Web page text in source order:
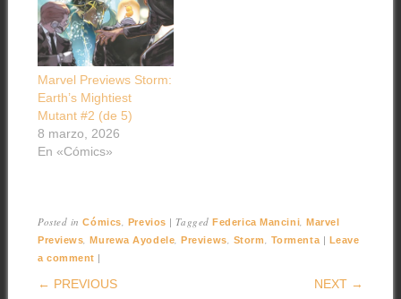
Marvel Previews Storm:
Earth’s Mightiest
Mutant #2 (de 5)
8 marzo, 2026
En «Cómics»
Posted inCómics Previos |TaggedFederica Mancini ,Marvel
Previews ,Murewa Ayodele ,Previews Storm Tormenta | Leave
a comment |
POST NAVIGATION
← PREVIOUS NEXT →